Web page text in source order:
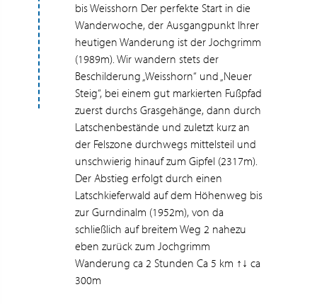
bis Weisshorn Der perfekte Start in die
Wanderwoche, der Ausgangpunkt Ihrer
heutigen Wanderung ist der Jochgrimm
(1989m). Wir wandern stets der
Beschilderung „Weisshorn“ und „Neuer
Steig“, bei einem gut markierten Fußpfad
zuerst durchs Grasgehänge, dann durch
Latschenbestände und zuletzt kurz an
der Felszone durchwegs mittelsteil und
unschwierig hinauf zum Gipfel (2317m).
Der Abstieg erfolgt durch einen
Latschkieferwald auf dem Höhenweg bis
zur Gurndinalm (1952m), von da
schließlich auf breitem Weg 2 nahezu
eben zurück zum Jochgrimm
Wanderung ca 2 Stunden Ca 5 km ↑↓ ca
300m